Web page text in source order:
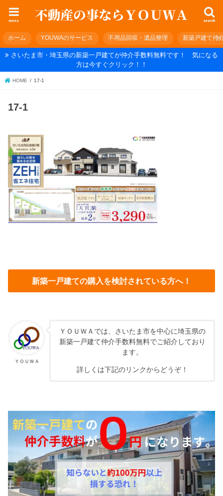
search
menu
ホーム YOUWAのサービス 不用品回収・遺品整理 新築戸建て仲
さいたま市・埼玉県の新築一戸建てが仲介手数料無料です！ 気になる
方は今すぐクリック！！
HOME 17-1
17-1
新築一戸建ての購入を検討されている方へ！
ＹＯＵＷＡ
ＹＯＵＷＡでは、さいたま市を中心に埼玉県の
新築一戸建て仲介手数料無料でご紹介しており
ます。
詳しくは下記のリンクからどうぞ！